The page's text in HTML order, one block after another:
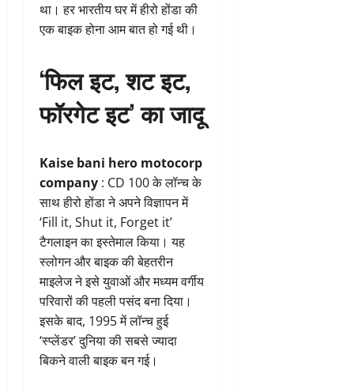
था। हर भारतीय घर में हीरो होंडा की
एक बाइक होना आम बात हो गई थी।
‘फिल इट, शट इट,
फॉरगेट इट’ का जादू
Kaise bani hero motocorp
company : CD 100 के लॉन्च के
साथ हीरो होंडा ने अपने विज्ञापन में
‘Fill it, Shut it, Forget it’
टैगलाइन का इस्तेमाल किया। यह
स्लोगन और बाइक की बेहतरीन
माइलेज ने इसे युवाओं और मध्यम वर्गीय
परिवारों की पहली पसंद बना दिया।
इसके बाद, 1995 में लॉन्च हुई
‘स्प्लेंडर’ दुनिया की सबसे ज्यादा
बिकने वाली बाइक बन गई।